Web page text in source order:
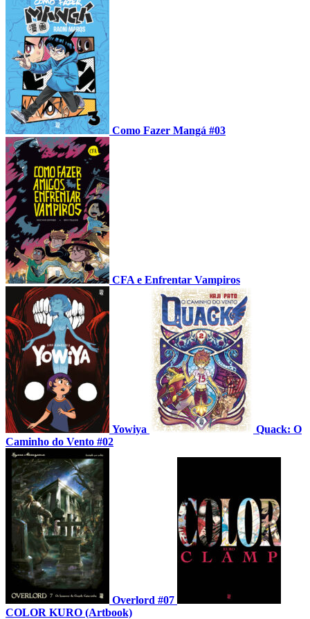
Como Fazer Mangá #03
CFA e Enfrentar Vampiros
Yowiya
Quack: O
Caminho do Vento #02
Overlord #07
COLOR KURO (Artbook)